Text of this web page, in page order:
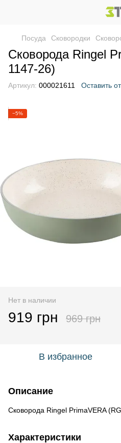
Посуда Сковородки
Сковорода Ringel
1147-26)
Артикул: 000021611 Оставить
−5%
Нет в наличии
919 грн 969 грн
В избранное
Описание
Сковорода Ringel PrimaVERA
Характеристики